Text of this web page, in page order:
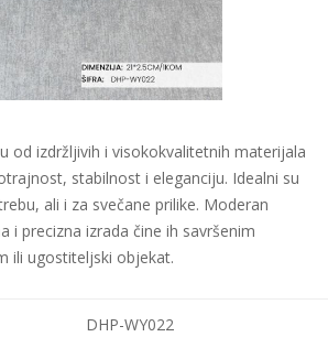
od izdržljivih i visokokvalitetnih materijala
stabilnost i eleganciju. Idealni su
ali i za svečane prilike. Moderan
i precizna izrada čine ih savršenim
ili ugostiteljski objekat.
DHP-WY022